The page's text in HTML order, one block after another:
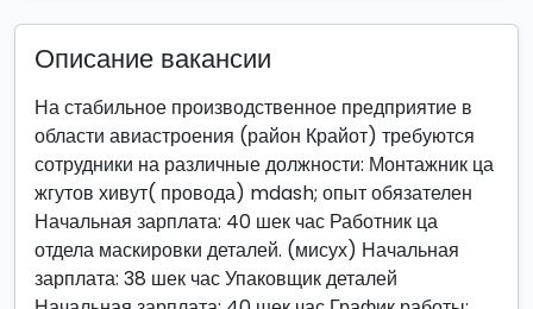
Описание вакансии
На стабильное производственное предприятие в
области авиастроения (район Крайот) требуются
сотрудники на различные должности: Монтажник ца
жгутов хивут( провода) mdash; опыт обязателен
Начальная зарплата: 40 шек час Работник ца
отдела маскировки деталей. (мисух) Начальная
зарплата: 38 шек час Упаковщик деталей